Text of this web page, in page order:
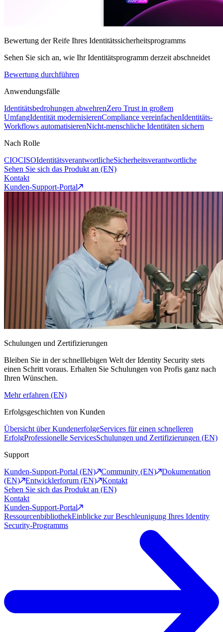
Bewertung der Reife Ihres Identitätssicherheitsprogramms
Sehen Sie sich an, wie Ihr Identitätsprogramm derzeit abschneidet
Bewertung durchführen
Anwendungsfälle
Identitätsbedrohungen abwehrenZero Trust in großem
UmfangIdentität modernisierenCompliance vereinfachenIdentitäts-
Workflows automatisierenNicht-menschliche Identitäten sichern
Nach Rolle
CIOCISOIdentitätsverantwortlicheSicherheitsverantwortliche
Sehen Sie sich das Produkt an (EN)
Kontakt
Kunden-Support-Portal
Schulungen und Zertifizierungen
Bleiben Sie in der schnelllebigen Welt der Identity Security stets
einen Schritt voraus. Erhalten Sie Schulungen von Profis ganz nach
Ihren Wünschen.
Mehr erfahren (EN)
Erfolgsgeschichten von Kunden
Übersicht über KundenerfolgeServices für einen schnelleren
ErfolgProfessionelle ServicesSchulungen und Zertifizierungen (EN)
Support
Kunden-Support-Portal (EN)
Community (EN)
Dokumentation
(EN)
Entwicklerforum (EN)
Kontakt
Sehen Sie sich das Produkt an (EN)
Kontakt
Kunden-Support-Portal
RessourcenbibliothekEinblicke zur Beschleunigung Ihres Identity
Security-Programms